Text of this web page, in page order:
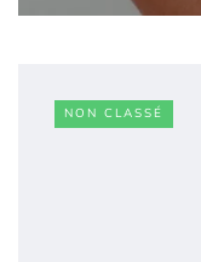
NON CLASSÉ